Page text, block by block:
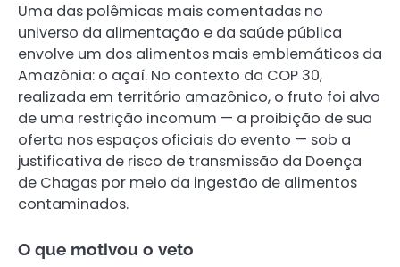
Uma das polêmicas mais comentadas no
universo da alimentação e da saúde pública
envolve um dos alimentos mais emblemáticos da
Amazônia: o açaí. No contexto da COP 30,
realizada em território amazônico, o fruto foi alvo
de uma restrição incomum — a proibição de sua
oferta nos espaços oficiais do evento — sob a
justificativa de risco de transmissão da Doença
de Chagas por meio da ingestão de alimentos
contaminados.
O que motivou o veto